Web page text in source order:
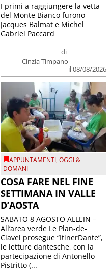
di
Cinzia Timpano
il 08/08/2026
I primi a raggiungere la vetta
del Monte Bianco furono
Jacques Balmat e Michel
Gabriel Paccard
APPUNTAMENTI,OGGI &
DOMANI
COSA FARE NEL FINE
SETTIMANA IN VALLE
D’AOSTA
SABATO 8 AGOSTO ALLEIN –
All’area verde Le Plan-de-
Clavel prosegue “ItinerDante”,
le letture dantesche, con la
partecipazione di Antonello
Pistritto (...